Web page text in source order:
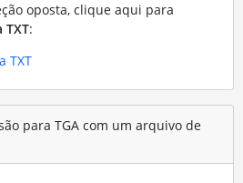
oposta, clique aqui para
TXT:
TXT
para TGA com um arquivo de